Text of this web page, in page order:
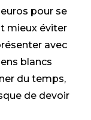
pour se
mieux éviter
avec
blancs
du temps,
de devoir